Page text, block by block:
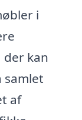
i
kan
samlet
af